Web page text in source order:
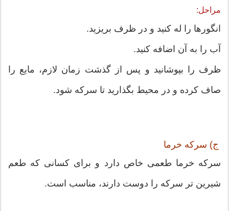
مراحل:
انگورها را له کنید و در ظرف بریزید.
آب را به آن اضافه کنید.
ظرف را بپوشانید و پس از گذشت زمان لازم، مایع را
صاف کرده و در محیط بگذارید تا سرکه شود.
ج) سرکه خرما
سرکه خرما طعمی خاص دارد و برای کسانی که طعم
شیرین تر سرکه را دوست دارند، مناسب است.